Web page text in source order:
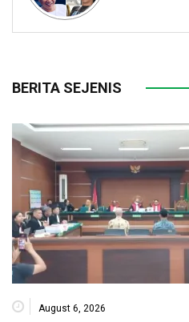
BERITA SEJENIS
August 6, 2026